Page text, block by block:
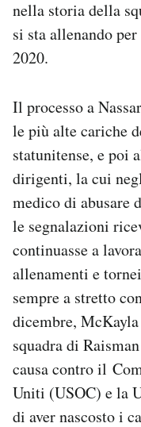
nella storia della
si sta allenando
2020.
Il processo a
le più alte cariche
statunitense, e poi
dirigenti, la cui
medico di abusare
le segnalazioni
continuasse a
allenamenti e
sempre a stretto
dicembre,
squadra di
causa contro il
Uniti (USOC) e la
di aver nascosto i